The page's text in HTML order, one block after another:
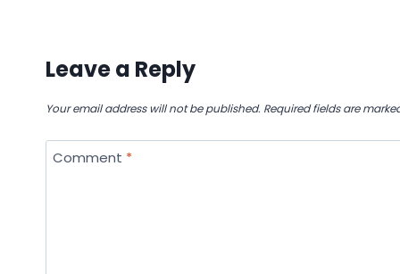
Leave a Reply
Your email address will not be published. Required fields are
Comment *